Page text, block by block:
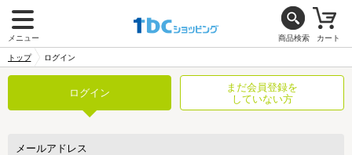
メニュー 商品検索 カート
トップ ログイン
ログイン
まだ会員登録を
していない方
メールアドレス